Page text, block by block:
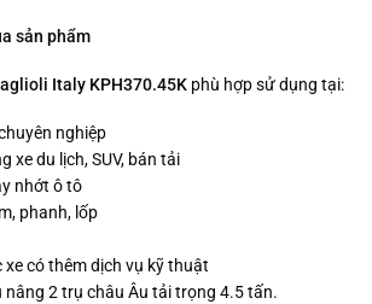
sản phẩm
Italy KPH370.45K phù hợp sử dụng tại:
nghiệp
xe du lịch, SUV, bán tải
nhớt ô tô
phanh, lốp
có thêm dịch vụ kỹ thuật
nâng 2 trụ châu Âu tải trọng 4.5 tấn.